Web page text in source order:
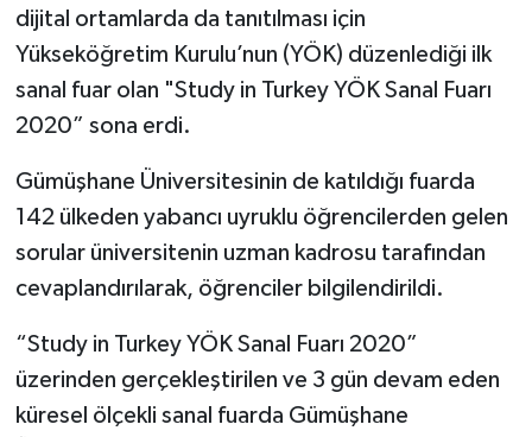
dijital ortamlarda da tanıtılması için
Yükseköğretim Kurulu’nun (YÖK) düzenlediği ilk
sanal fuar olan "Study in Turkey YÖK Sanal Fuarı
2020” sona erdi.
Gümüşhane Üniversitesinin de katıldığı fuarda
142 ülkeden yabancı uyruklu öğrencilerden gelen
sorular üniversitenin uzman kadrosu tarafından
cevaplandırılarak, öğrenciler bilgilendirildi.
“Study in Turkey YÖK Sanal Fuarı 2020”
üzerinden gerçekleştirilen ve 3 gün devam eden
küresel ölçekli sanal fuarda Gümüşhane